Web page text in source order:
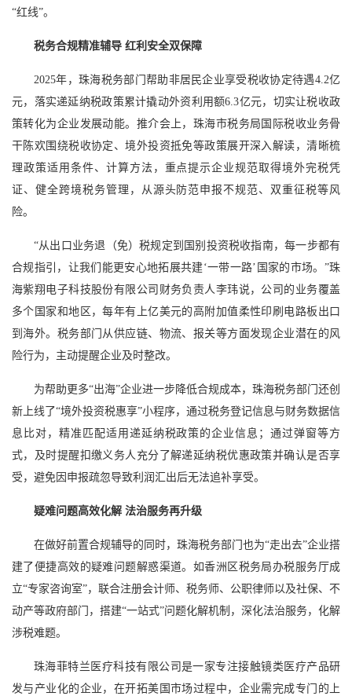
“红线”。
税务合规精准辅导 红利安全双保障
2025年，珠海税务部门帮助非居民企业享受税收协定待遇4.2亿
元，落实递延纳税政策累计撬动外资利用额6.3亿元，切实让税收政
策转化为企业发展动能。推介会上，珠海市税务局国际税收业务骨
干陈欢围绕税收协定、境外投资抵免等政策展开深入解读，清晰梳
理政策适用条件、计算方法，重点提示企业规范取得境外完税凭
证、健全跨境税务管理，从源头防范申报不规范、双重征税等风
险。
“从出口业务退（免）税规定到国别投资税收指南，每一步都有
合规指引，让我们能更安心地拓展共建‘一带一路’国家的市场。”珠
海紫翔电子科技股份有限公司财务负责人李玮说，公司的业务覆盖
多个国家和地区，每年有上亿美元的高附加值柔性印刷电路板出口
到海外。税务部门从供应链、物流、报关等方面发现企业潜在的风
险行为，主动提醒企业及时整改。
为帮助更多“出海”企业进一步降低合规成本，珠海税务部门还创
新上线了“境外投资税惠享”小程序，通过税务登记信息与财务数据信
息比对，精准匹配适用递延纳税政策的企业信息；通过弹窗等方
式，及时提醒扣缴义务人充分了解递延纳税优惠政策并确认是否享
受，避免因申报疏忽导致利润汇出后无法追补享受。
疑难问题高效化解 法治服务再升级
在做好前置合规辅导的同时，珠海税务部门也为“走出去”企业搭
建了便捷高效的疑难问题解惑渠道。如香洲区税务局办税服务厅成
立“专家咨询室”，联合注册会计师、税务师、公职律师以及社保、不
动产等政府部门，搭建“一站式”问题化解机制，深化法治服务，化解
涉税难题。
珠海菲特兰医疗科技有限公司是一家专注接触镜类医疗产品研
发与产业化的企业，在开拓美国市场过程中，企业需完成专门的上